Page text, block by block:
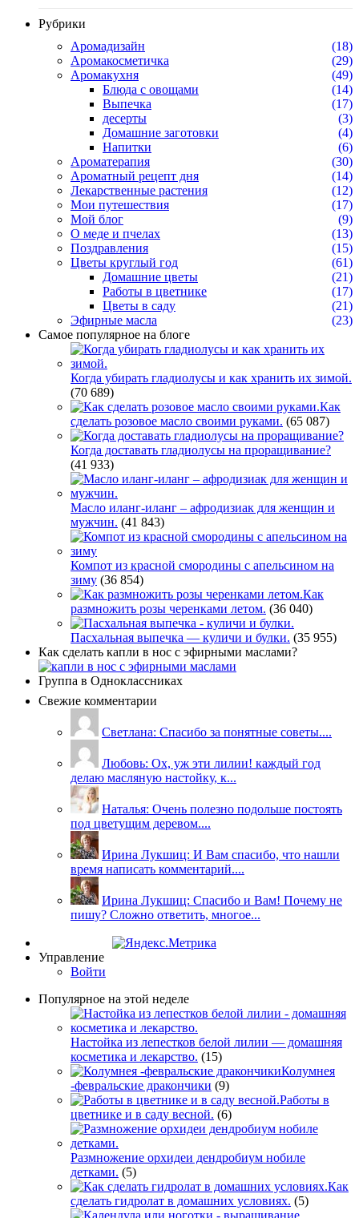
Рубрики
Аромадизайн
(18)
Аромакосметичка
(29)
Аромакухня
(49)
Блюда с овощами
(14)
Выпечка
(17)
десерты
(3)
Домашние заготовки
(4)
Напитки
(6)
Ароматерапия
(30)
Ароматный рецепт дня
(14)
Лекарственные растения
(12)
Мои путешествия
(17)
Мой блог
(9)
О меде и пчелах
(13)
Поздравления
(15)
Цветы круглый год
(61)
Домашние цветы
(21)
Работы в цветнике
(17)
Цветы в саду
(21)
Эфирные масла
(23)
Самое популярное на блоге
Когда убирать гладиолусы и как хранить их зимой.
(70 689)
Как
сделать розовое масло своими руками. (65 087)
Когда доставать гладиолусы на проращивание?
(41 933)
Масло иланг-иланг – афродизиак для женщин и
мужчин. (41 843)
Компот из красной смородины с апельсином на
зиму (36 854)
Как
размножить розы черенками летом. (36 040)
Пасхальная выпечка — куличи и булки. (35 955)
Как сделать капли в нос с эфирными маслами?
Группа в Одноклассниках
Свежие комментарии
Светлана: Спасибо за понятные советы....
Любовь: Ох, уж эти лилии! каждый год
делаю масляную настойку, к...
Наталья: Очень полезно подольше постоять
под цветущим деревом....
Ирина Лукшиц: И Вам спасибо, что нашли
время написать комментарий....
Ирина Лукшиц: Спасибо и Вам! Почему не
пишу? Сложно ответить, многое...
Управление
Войти
Популярное на этой неделе
Настойка из лепестков белой лилии — домашняя
косметика и лекарство. (15)
Колумнея
-февральские дракончики (9)
Работы в
цветнике и в саду весной. (6)
Размножение орхидеи дендробиум нобиле
детками. (5)
Как
сделать гидролат в домашних условиях. (5)